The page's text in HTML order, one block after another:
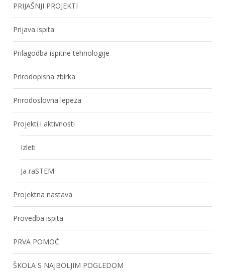
PRIJAŠNJI PROJEKTI
Prijava ispita
Prilagodba ispitne tehnologije
Prirodopisna zbirka
Prirodoslovna lepeza
Projekti i aktivnosti
Izleti
Ja raSTEM
Projektna nastava
Provedba ispita
PRVA POMOĆ
ŠKOLA S NAJBOLJIM POGLEDOM